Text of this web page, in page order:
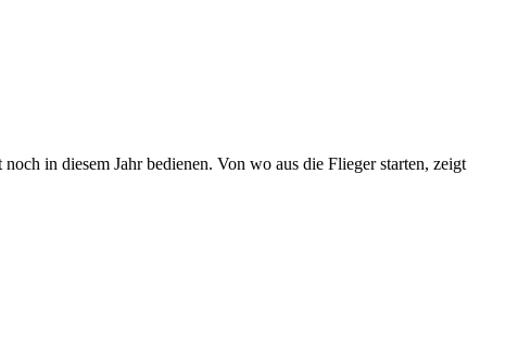
in diesem Jahr bedienen. Von wo aus die Flieger starten, zeigt